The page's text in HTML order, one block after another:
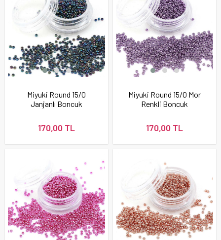
Miyuki Round 15/0
Janjanlı Boncuk
170,00 TL
Miyuki Round 15/0 Mor
Renkli Boncuk
170,00 TL